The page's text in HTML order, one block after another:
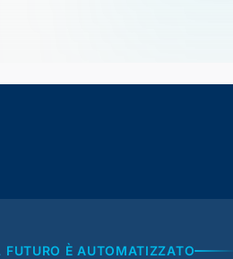
FUTURO È AUTOMATIZZATO